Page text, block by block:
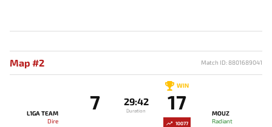
Map #2 Match ID: 8801689041
L1GA TEAM
Dire
7 29:42
Duration
WIN
17
MOUZ
Radiant
10077